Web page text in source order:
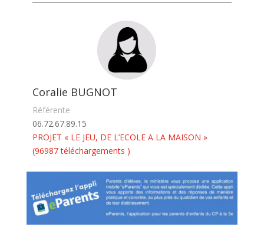
Coralie BUGNOT
Référente
06.72.67.89.15
PROJET « LE JEU, DE L’ECOLE A LA MAISON »
(96987 téléchargements )